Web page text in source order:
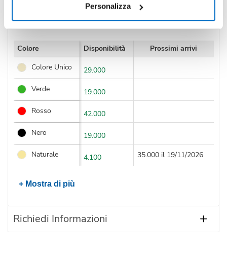
Personalizza
Colore Disponibilità
Prossimi arrivi
Colore Unico
29.000
Verde
19.000
Rosso
42.000
Nero
19.000
Naturale
4.100 35.000 il 19/11/2026
+ Mostra di più
Richiedi Informazioni